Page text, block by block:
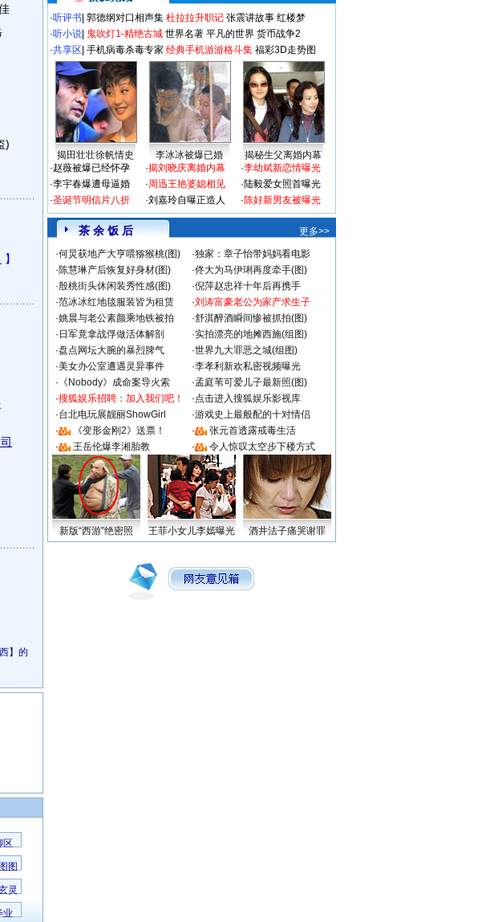
)
】的
区
图
灵
业
·听评书 郭德纲对口相声集 杜拉拉升职记 张震讲故事 红楼梦
·听小说 鬼吹灯1-精绝古城 世界名著 平凡的世界 货币战争2
·共享区 手机病毒杀毒专家 经典手机游游格斗集 福彩3D走势图
揭田壮壮徐帆情史 李冰冰被爆已婚
揭秘生父离婚内幕
·赵薇被爆已经怀孕
·李宇春爆遭母逼婚
·圣诞节明信片八折
·揭刘晓庆离婚内幕
·周迅王艳婆媳相见
·刘嘉玲自曝正造人
·李幼斌新恋情曝光
·陆毅爱女照首曝光
·陈好新男友被曝光
茶 余 饭 后
更多>>
·何炅获地产大亨喂猕猴桃(图) ·独家：章子怡带妈妈看电影
·陈慧琳产后恢复好身材(图) ·佟大为马伊琍再度牵手(图)
·殷桃街头休闲装秀性感(图) ·倪萍赵忠祥十年后再携手
·范冰冰红地毯服装皆为租赁 ·刘涛富豪老公为家产求生子
·姚晨与老公素颜乘地铁被拍 ·舒淇醉酒瞬间惨被抓拍(图)
· 日军竟拿战俘做活体解剖 ·实拍漂亮的地摊西施(组图)
·盘点网坛大腕的暴烈脾气 ·世界九大罪恶之城(组图)
·美女办公室遭遇灵异事件 ·李孝利新欢私密视频曝光
· 《Nobody》成命案导火索 ·孟庭苇可爱儿子最新照(图)
·搜狐娱乐招聘：加入我们吧！ ·点击进入搜狐娱乐影视库
·台北电玩展靓丽ShowGirl ·游戏史上最般配的十对情侣
·
《变形金刚2》送票！ ·
张元首透露戒毒生活
·
王岳伦爆李湘胎教 · 令人惊叹太空步下楼方式
新版“西游”绝密照 王菲小女儿李嫣曝光 酒井法子痛哭谢罪